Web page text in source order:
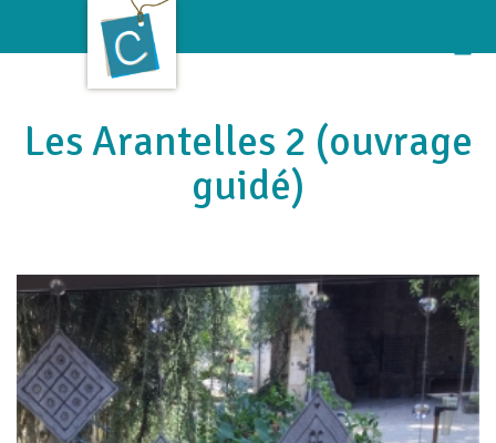
Menu
Les Arantelles 2 (ouvrage
guidé)